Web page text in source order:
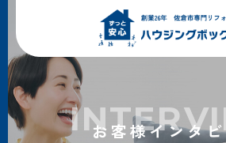
ン
ツ
へ
ス
ー
シ
ョ
ン
お客様インタ